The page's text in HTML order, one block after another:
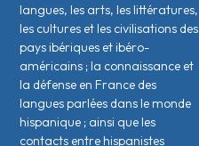
langues, les arts, les littératures,
les cultures et les civilisations des
pays ibériques et ibéro-
américains ; la connaissance et
la défense en France des
langues parlées dans le monde
hispanique ; ainsi que les
contacts entre hispanistes